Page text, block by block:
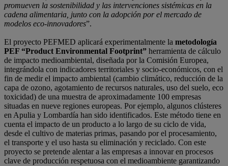
promueven la sostenibilidad y las intervenciones sistémicas en la
cadena alimentaria, junto con la adopción por el mercado de
modelos eco-innovadores”.
El proyecto PEFMED aplicará experimentalmente la metodología
PEF “Product Environmental Footprint” herramienta de cálculo
de impacto medioambiental, diseñada por la Comisión Europea,
integrándola con indicadores territoriales y socio-económicos, con el
fin de medir el impacto ambiental (cambio climático, reducción de la
capa de ozono, agotamiento de recursos naturales, uso del suelo, eco
toxicidad) de una muestra de aproximadamente 100 empresas
situadas en nueve regiones europeas. Por ejemplo, algunos clústeres
en Apulia y Lombardía han sido identificados. Este método tiene en
cuenta el impacto de un producto a lo largo de su ciclo de vida,
desde el cultivo de materias primas, pasando por el procesamiento,
el transporte y el uso hasta su eliminación y reciclado. Con este
proyecto se pretende alentar a las empresas a innovar en procesos
clave de producción respetuosa con el medioambiente garantizando